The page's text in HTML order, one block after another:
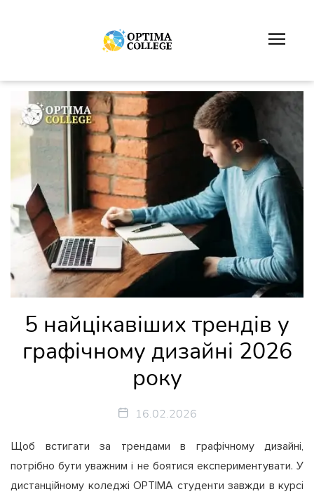
5 найцікавіших трендів у
графічному дизайні 2026
року
16.02.2026
Щоб встигати за трендами в графічному дизайні,
потрібно бути уважним і не боятися експериментувати. У
дистанційному коледжі OPTIMA студенти завжди в курсі